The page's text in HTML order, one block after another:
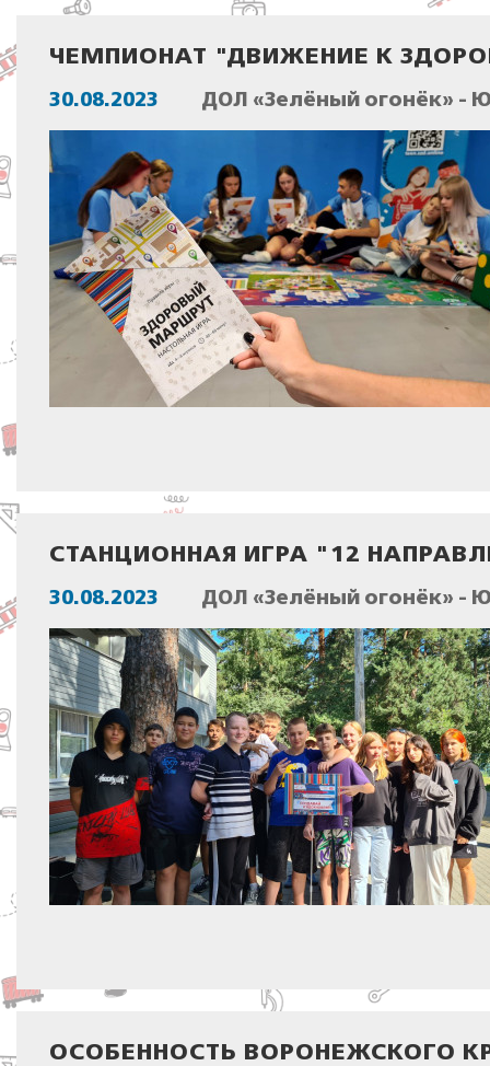
ЧЕМПИОНАТ "ДВИЖЕНИЕ К
30.08.2023 ДОЛ «Зелёный огонёк» -
СТАНЦИОННАЯ ИГРА "12
30.08.2023 ДОЛ «Зелёный огонёк» -
ОСОБЕННОСТЬ ВОРОНЕЖСКОГО